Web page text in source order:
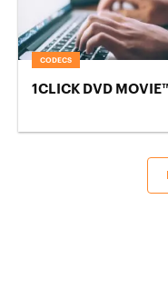
CODECS
1CLICK DVD